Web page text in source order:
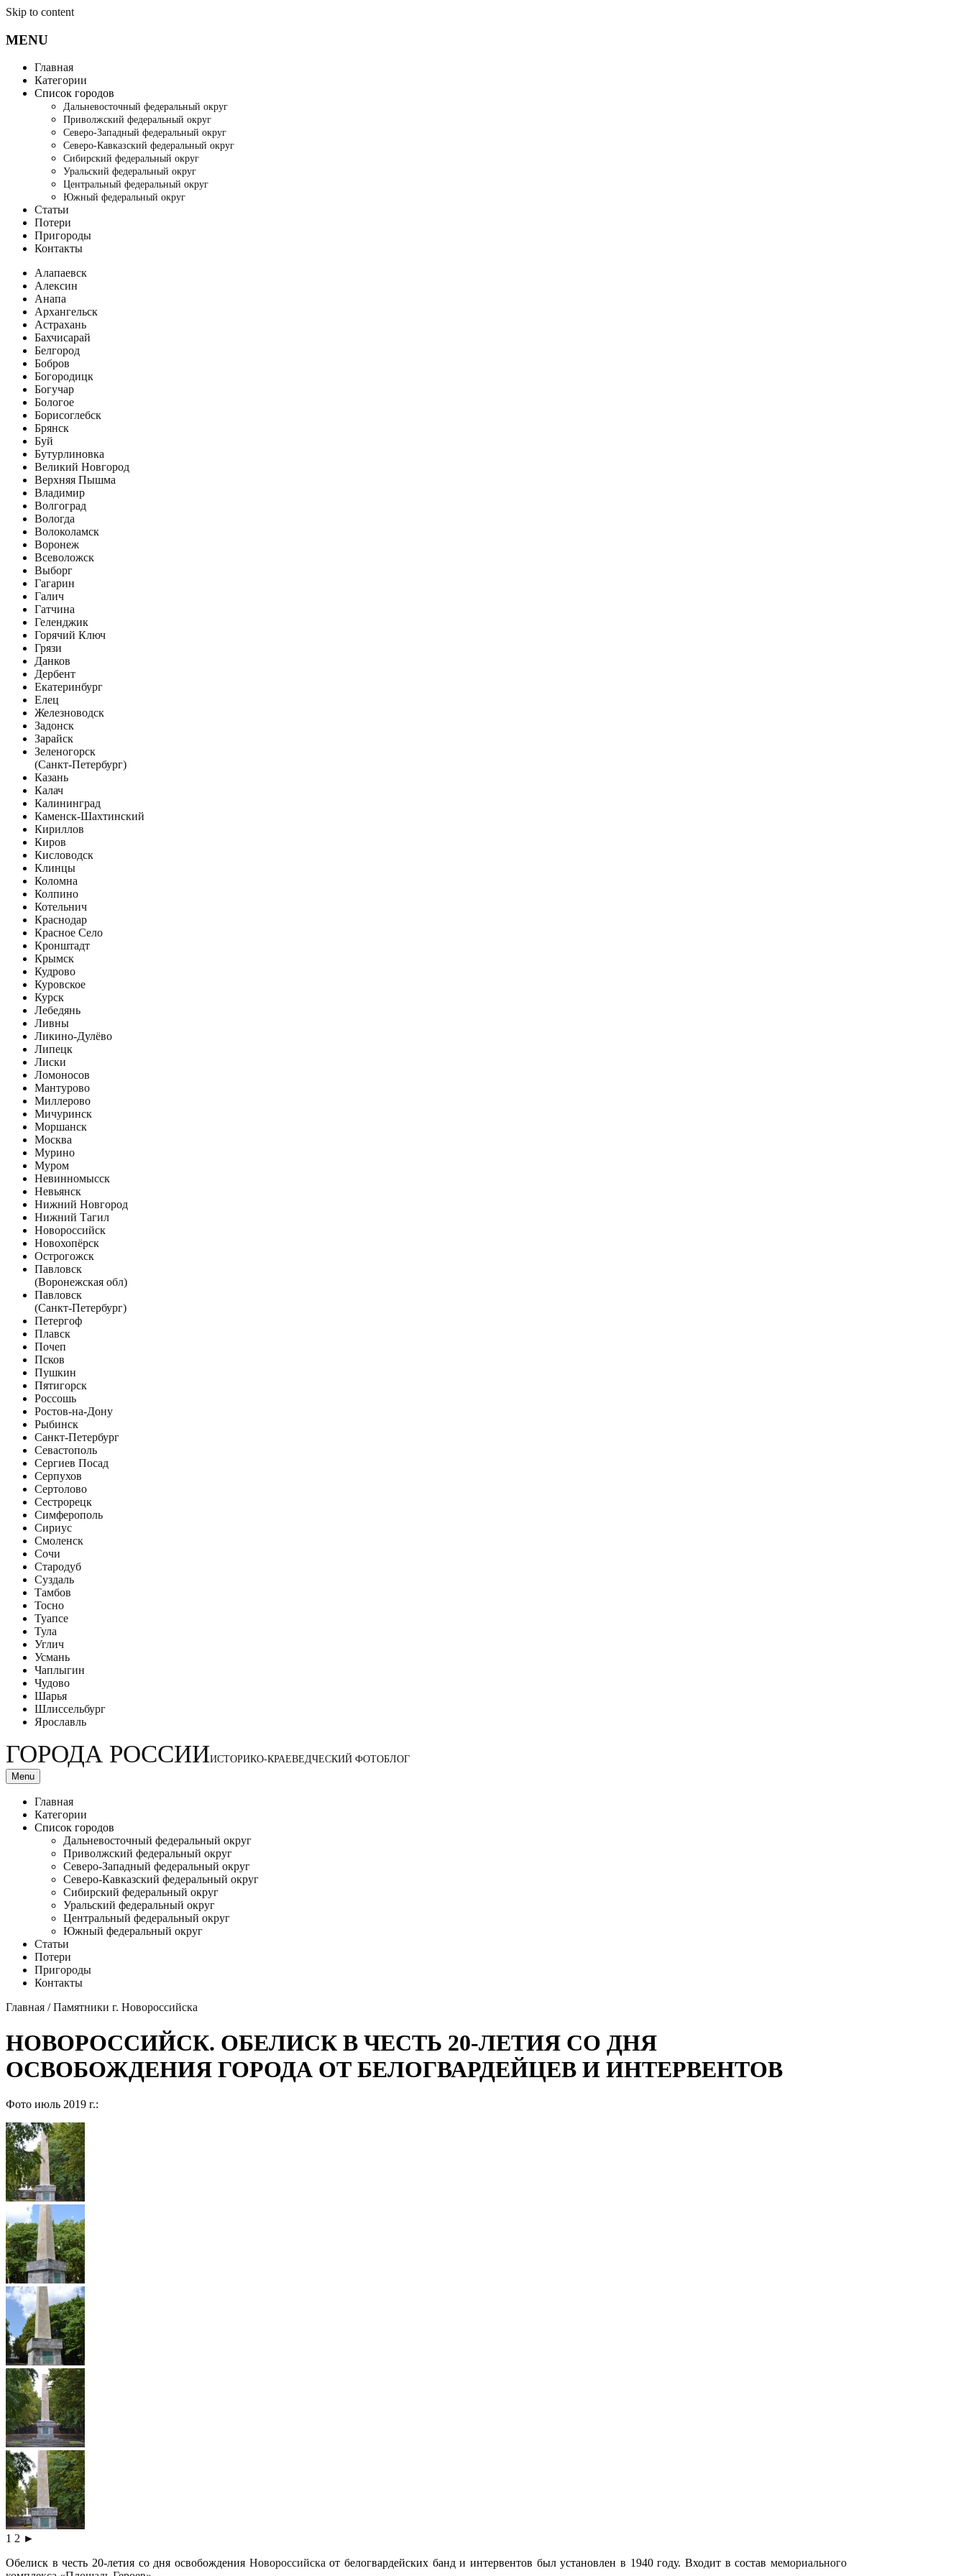
Skip to content
MENU
Главная
Категории
Список городов
Дальневосточный федеральный округ
Приволжский федеральный округ
Северо-Западный федеральный округ
Северо-Кавказский федеральный округ
Сибирский федеральный округ
Уральский федеральный округ
Центральный федеральный округ
Южный федеральный округ
Статьи
Потери
Пригороды
Контакты
Алапаевск
Алексин
Анапа
Архангельск
Астрахань
Бахчисарай
Белгород
Бобров
Богородицк
Богучар
Бологое
Борисоглебск
Брянск
Буй
Бутурлиновка
Великий Новгород
Верхняя Пышма
Владимир
Волгоград
Вологда
Волоколамск
Воронеж
Всеволожск
Выборг
Гагарин
Галич
Гатчина
Геленджик
Горячий Ключ
Грязи
Данков
Дербент
Екатеринбург
Елец
Железноводск
Задонск
Зарайск
Зеленогорск
(Санкт-Петербург)
Казань
Калач
Калининград
Каменск-Шахтинский
Кириллов
Киров
Кисловодск
Клинцы
Коломна
Колпино
Котельнич
Краснодар
Красное Село
Кронштадт
Крымск
Кудрово
Куровское
Курск
Лебедянь
Ливны
Ликино-Дулёво
Липецк
Лиски
Ломоносов
Мантурово
Миллерово
Мичуринск
Моршанск
Москва
Мурино
Муром
Невинномысск
Невьянск
Нижний Новгород
Нижний Тагил
Новороссийск
Новохопёрск
Острогожск
Павловск
(Воронежская обл)
Павловск
(Санкт-Петербург)
Петергоф
Плавск
Почеп
Псков
Пушкин
Пятигорск
Россошь
Ростов-на-Дону
Рыбинск
Санкт-Петербург
Севастополь
Сергиев Посад
Серпухов
Сертолово
Сестрорецк
Симферополь
Сириус
Смоленск
Сочи
Стародуб
Суздаль
Тамбов
Тосно
Туапсе
Тула
Углич
Усмань
Чаплыгин
Чудово
Шарья
Шлиссельбург
Ярославль
ГОРОДА РОССИИИСТОРИКО-КРАЕВЕДЧЕСКИЙ ФОТОБЛОГ
Menu
Главная
Категории
Список городов
Дальневосточный федеральный округ
Приволжский федеральный округ
Северо-Западный федеральный округ
Северо-Кавказский федеральный округ
Сибирский федеральный округ
Уральский федеральный округ
Центральный федеральный округ
Южный федеральный округ
Статьи
Потери
Пригороды
Контакты
Главная /Памятники г. Новороссийска
НОВОРОССИЙСК. ОБЕЛИСК В ЧЕСТЬ 20-ЛЕТИЯ СО ДНЯ
ОСВОБОЖДЕНИЯ ГОРОДА ОТ БЕЛОГВАРДЕЙЦЕВ И ИНТЕРВЕНТОВ
Фото июль 2019 г.:
1 2 ►
Обелиск в честь 20-летия со дня освобождения Новороссийска от белогвардейских банд и интервентов был установлен в 1940 году. Входит в составмемориального